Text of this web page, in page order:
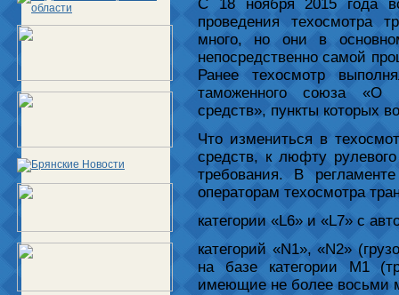
С 18 ноября 2015 года
проведения техосмотра
много, но они в
непосредственно самой
Ранее техосмотр
таможенного союза «О
средств», пункты которых
Что измениться в
средств, к люфту
требования. В
операторам техосмотра
категории «L6» и «L7» с
категорий «N1», «N2»
на базе категории M1
имеющие не более восьми